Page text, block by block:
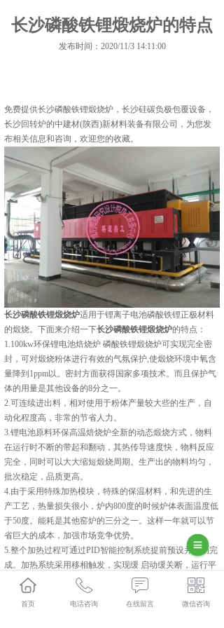
长沙磷酸铁锂煅烧炉的特点
发布时间：2020/11/3 14:11:00
免费提供长沙磷酸铁锂煅烧炉 ，长沙硅碳负极包覆设备，
长沙回转炉的中建材(陕西)新材料装备有限公司，为您发
布相关信息和咨询，欢迎您的收藏。
长沙磷酸铁锂煅烧炉适用于锂离子电池磷酸铁锂正极材料
的煅烧。下面来介绍一下长沙磷酸铁锂煅烧炉的特点：
1.100kw环保锂电池焙烧炉 磷酸铁锂煅烧炉可实现完全密
封，可对煅烧粉体进行有效的气氛保护,使煅烧环境中氧含
量降到1ppm以。密封方面获得国家多项技术。而且保护气
体的用量是其他设备的8分之一。
2.可连续进出料，相对使用于粉体产量较大些的生产，自
动化程度高，非常的节省人力。
3.锂电池原料环保高温焙烧炉全新的动态煅烧方式，物料
在运行时不断的带起和翻动，其热传导速度快，物料反应
完全，同时可以大大缩短煅烧周期。生产出的物料均匀，
批次稳定，品质更高。
4.由于采用特殊加热模块，特殊的保温材料，和先进的生
产工艺，热量损失很小，炉内800度的时候炉体表面温度低
于50度。能耗是其他窑炉的三分之一。这样一年就可以节
省巨大的成本，加强市场竞争优势。
5.整个加热过程可通过PID智能控制系统提前预设并自动完
成。加热系统采用移相触发，实现缓 启动缓关断，运行平
6.没有易损件,没有消耗件，可以节省40%的日常生产成
本，后期维护成本非常低。
首页 电话咨询 在线留言 微信咨询